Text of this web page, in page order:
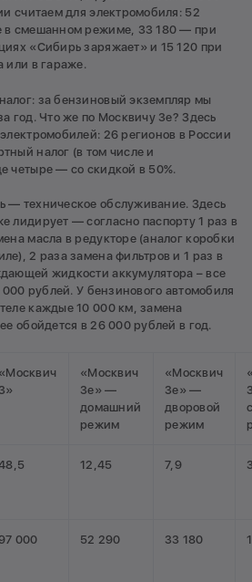
считаем для электромобиля: 52
в смешанном режиме, 33 180 — при
«Сибирь заряжает» и 15 120 при
или в гараже.
за бензиновый экземпляр мы
год. Что же по Москвичу 3е? Здесь
26 регионов в России
налог (в том числе и
четыре — со скидкой в 50%.
— техническое обслуживание. Здесь
лидирует — согласно паспорту 1 раз в
масла в редукторе (аналог коробки
2 раза замена фильтров и 1 раз в
жидкости аккумулятора – все
000 рублей. У бензинового автомобиля
каждые 10 000 км, замена
обойдется в 26 000 рублей в год.
«Москвич
3»
«Москвич
3е» —
домашний
режим
«Москвич
3е» —
дворовой
режим
12,45 7,9
000 52 290 33 180